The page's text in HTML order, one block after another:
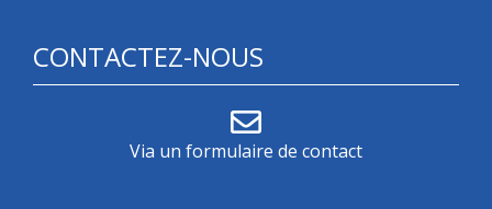
CONTACTEZ-NOUS
Via un formulaire de contact